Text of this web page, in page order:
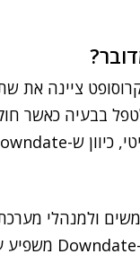
בבעיה כאשר